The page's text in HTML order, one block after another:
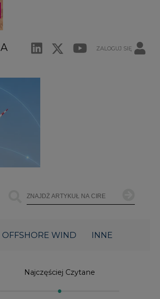
A ZALOGUJ SIĘ
OFFSHORE WIND INNE
Najczęściej Czytane